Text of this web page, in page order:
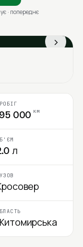
· попереднє
›
000 км
л